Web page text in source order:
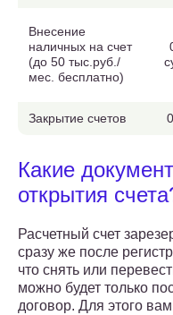
Внесение
наличных на счет
(до 50 тыс.руб./
мес. бесплатно)
Закрытие счетов
Какие
открытия
Расчетный счет
сразу же после
что снять или
можно будет только
договор. Для этого